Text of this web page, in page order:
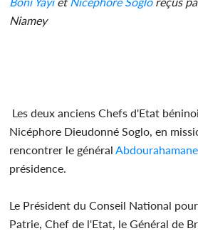
Niamey
Les deux anciens Chefs d'Etat
Nicéphore Dieudonné Soglo, en
rencontrer le général
présidence.
Le Président du Conseil National
Patrie, Chef de l'Etat, le Général de